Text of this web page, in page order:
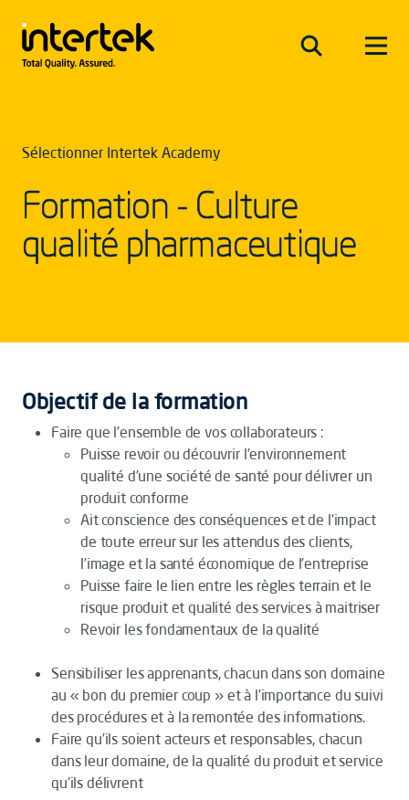
Sélectionner Intertek Academy
Formation - Culture
qualité pharmaceutique
Objectif de la formation
Faire que l’ensemble de vos collaborateurs :
Puisse revoir ou découvrir l’environnement
qualité d’une société de santé pour délivrer un
produit conforme
Ait conscience des conséquences et de l’impact
de toute erreur sur les attendus des clients,
l’image et la santé économique de l’entreprise
Puisse faire le lien entre les règles terrain et le
risque produit et qualité des services à maitriser
Revoir les fondamentaux de la qualité
Sensibiliser les apprenants, chacun dans son domaine
au « bon du premier coup » et à l’importance du suivi
des procédures et à la remontée des informations.
Faire qu’ils soient acteurs et responsables, chacun
dans leur domaine, de la qualité du produit et service
qu’ils délivrent